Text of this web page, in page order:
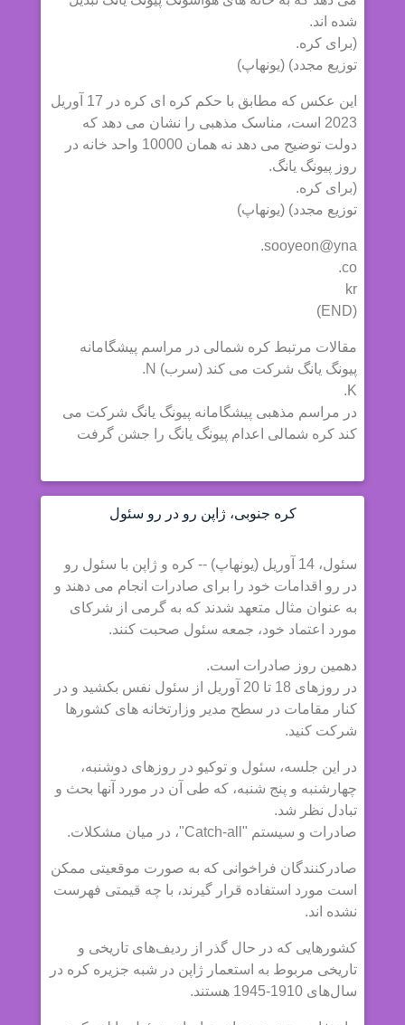
شده اند.
(برای کره.
توزیع مجدد) (یونهاپ)
این عکس که مطابق با حکم کره ای کره در 17 آوریل
2023 است، مناسک مذهبی را نشان می دهد که
دولت توضیح می دهد نه همان 10000 واحد خانه در
روز پیونگ یانگ.
(برای کره.
توزیع مجدد) (یونهاپ)
sooyeon@yna.
co.
kr
(END)
مقالات مرتبط کره شمالی در مراسم پیشگامانه
پیونگ یانگ شرکت می کند (سرب) N.
K.
در مراسم مذهبی پیشگامانه پیونگ یانگ شرکت می
کند کره شمالی اعدام پیونگ یانگ را جشن گرفت
کره جنوبی، ژاپن رو در رو سئول
سئول، 14 آوریل (یونهاپ) -- کره و ژاپن با سئول رو
در رو اقدامات خود را برای صادرات انجام می دهند و
به عنوان مثال متعهد شدند که به گرمی از شرکای
مورد اعتماد خود، جمعه سئول صحبت کنند.
دهمین روز صادرات است.
در روزهای 18 تا 20 آوریل از سئول نفس بکشید و در
کنار مقامات در سطح مدیر وزارتخانه های کشورها
شرکت کنید.
در این جلسه، سئول و توکیو در روزهای دوشنبه،
چهارشنبه و پنج شنبه، که طی آن در مورد آنها بحث و
تبادل نظر شد.
صادرات و سیستم "Catch-all"، در میان مشکلات.
صادرکنندگان فراخوانی که به صورت موقعیتی ممکن
است مورد استفاده قرار گیرند، با چه قیمتی فهرست
نشده اند.
کشورهایی که در حال گذر از ردیف‌های تاریخی و
تاریخی مربوط به استعمار ژاپن در شبه جزیره کره در
سال‌های 1910-1945 هستند.